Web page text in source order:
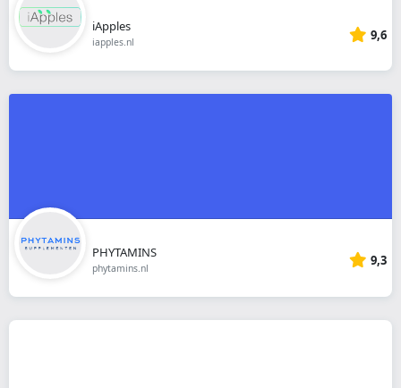
iApples
iapples.nl 9,6
PHYTAMINS
phytamins.nl 9,3